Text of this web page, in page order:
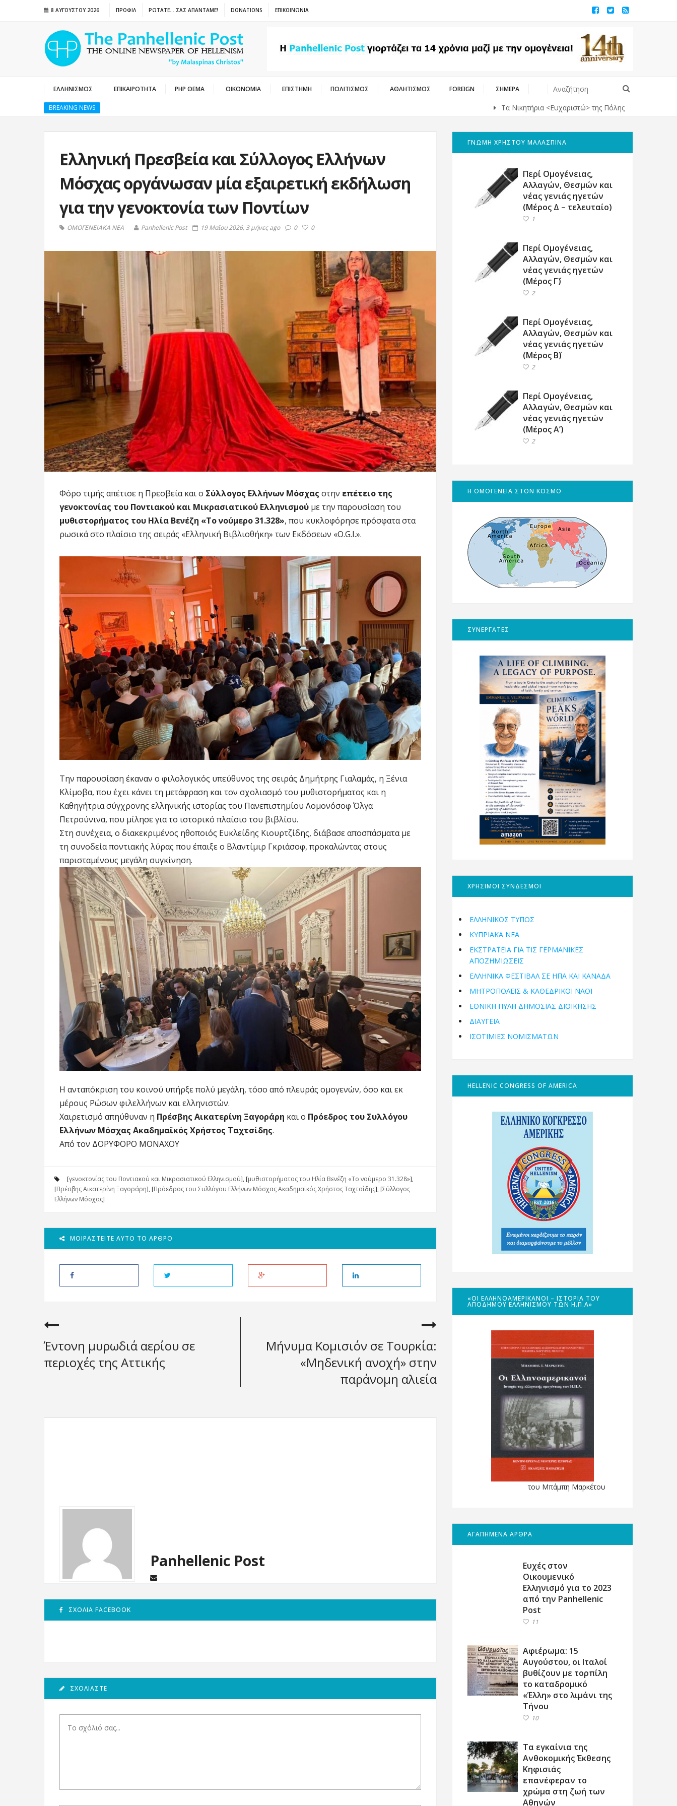
8 ΑΥΓΟΎΣΤΟΥ 2026 ΠΡΟΦΙΛ ΡΩΤΑΤΕ… ΣΑΣ ΑΠΑΝΤΑΜΕ! DONATIONS ΕΠΙΚΟΙΝΩΝΙΑ
ΕΛΛΗΝΙΣΜΟΣ ΕΠΙΚΑΙΡΟΤΗΤΑ PHP ΘΕΜΑ ΟΙΚΟΝΟΜΙΑ ΕΠΙΣΤΗΜΗ ΠΟΛΙΤΙΣΜΟΣ ΑΘΛΗΤΙΣΜΟΣ FOREIGN ΣΗΜΕΡΑ
BREAKING NEWS Τα Νικητήρια <Ευχαριστώ> της Πόλης Οι Αγώνες
Eλληνική Πρεσβεία και Σύλλογος Ελλήνων
Μόσχας οργάνωσαν μία εξαιρετική εκδήλωση
για την γενοκτονία των Ποντίων
ΟΜΟΓΕΝΕΙΑΚΑ ΝΕΑ Panhellenic Post 19 Μαΐου 2026, 3 μήνες ago 0 0
Φόρο τιμής απέτισε η Πρεσβεία και ο Σύλλογος Ελλήνων Μόσχας στην επέτειο της
γενοκτονίας του Ποντιακού και Μικρασιατικού Ελληνισμού με την παρουσίαση του
μυθιστορήματος του Ηλία Βενέζη «Το νούμερο 31.328», που κυκλοφόρησε πρόσφατα στα
ρωσικά στο πλαίσιο της σειράς «Ελληνική Βιβλιοθήκη» των Εκδόσεων «O.G.I.».
Την παρουσίαση έκαναν ο φιλολογικός υπεύθυνος της σειράς Δημήτρης Γιαλαμάς, η Ξένια
Κλίμοβα, που έχει κάνει τη μετάφραση και τον σχολιασμό του μυθιστορήματος και η
Καθηγήτρια σύγχρονης ελληνικής ιστορίας του Πανεπιστημίου Λομονόσοφ Όλγα
Πετρούνινα, που μίλησε για το ιστορικό πλαίσιο του βιβλίου.
Στη συνέχεια, ο διακεκριμένος ηθοποιός Ευκλείδης Κιουρτζίδης, διάβασε αποσπάσματα με
τη συνοδεία ποντιακής λύρας που έπαιξε ο Βλαντίμιρ Γκριάσοφ, προκαλώντας στους
παρισταμένους μεγάλη συγκίνηση.
Η ανταπόκριση του κοινού υπήρξε πολύ μεγάλη, τόσο από πλευράς ομογενών, όσο και εκ
μέρους Ρώσων φιλελλήνων και ελληνιστών.
Χαιρετισμό απηύθυναν η Πρέσβης Αικατερίνη Ξαγοράρη και ο Πρόεδρος του Συλλόγου
Ελλήνων Μόσχας Ακαδημαϊκός Χρήστος Ταχτσίδης.
Από τον ΔΟΡΥΦΟΡΟ ΜΟΝΑΧΟΥ
[γενοκτονίας του Ποντιακού και Μικρασιατικού Ελληνισμού], [μυθιστορήματος του Ηλία Βενέζη «Το νούμερο 31.328»],
[Πρέσβης Αικατερίνη Ξαγοράρη], [Πρόεδρος του Συλλόγου Ελλήνων Μόσχας Ακαδημαϊκός Χρήστος Ταχτσίδης], [Σύλλογος
Ελλήνων Μόσχας]
ΜΟΙΡΑΣΤΕΊΤΕ ΑΥΤΌ ΤΟ ΆΡΘΡΟ
Έντονη μυρωδιά αερίου σε
περιοχές της Αττικής
Μήνυμα Κομισιόν σε Τουρκία:
«Μηδενική ανοχή» στην
παράνομη αλιεία
Panhellenic Post
ΣΧΌΛΙΑ FACEBOOK
ΣΧΟΛΙΆΣΤΕ
ΓΝΩΜΗ ΧΡΗΣΤΟΥ ΜΑΛΑΣΠΙΝΑ
Περί Ομογένειας,
Αλλαγών, Θεσμών και
νέας γενιάς ηγετών
(Μέρος Δ – τελευταίο)
1
Περί Ομογένειας,
Αλλαγών, Θεσμών και
νέας γενιάς ηγετών
(Μέρος Γ΄)
2
Περί Ομογένειας,
Αλλαγών, Θεσμών και
νέας γενιάς ηγετών
(Μέρος Β΄)
2
Περί Ομογένειας,
Αλλαγών, Θεσμών και
νέας γενιάς ηγετών
(Μέρος Α’)
2
Η ΟΜΟΓΕΝΕΙΑ ΣΤΟΝ ΚΟΣΜΟ
ΣΥΝΕΡΓΑΤΕΣ
ΧΡΗΣΙΜΟΙ ΣΥΝΔΕΣΜΟΙ
ΕΛΛΗΝΙΚΟΣ ΤΥΠΟΣ
ΚΥΠΡΙΑΚΑ ΝΕΑ
ΕΚΣΤΡΑΤΕΙΑ ΓΙΑ ΤΙΣ ΓΕΡΜΑΝΙΚΕΣ
ΑΠΟΖΗΜΙΩΣΕΙΣ
ΕΛΛΗΝΙΚΆ ΦΕΣΤΙΒΆΛ ΣΕ ΗΠΑ ΚΑΙ ΚΑΝΑΔΑ
ΜΗΤΡΟΠΌΛΕΙΣ & ΚΑΘΕΔΡΙΚΟΊ ΝΑΟΊ
ΕΘΝΙΚΉ ΠΎΛΗ ΔΗΜΌΣΙΑΣ ΔΙΟΊΚΗΣΗΣ
ΔΙΑΥΓΕΙΑ
ΙΣΟΤΙΜΙΕΣ ΝΟΜΙΣΜΑΤΩΝ
HELLENIC CONGRESS OF AMERICA
«ΟΙ ΕΛΛΗΝΟΑΜΕΡΙΚΑΝΟΊ – ΙΣΤΟΡΊΑ ΤΟΥ
ΑΠΌΔΗΜΟΥ ΕΛΛΗΝΙΣΜΟΎ ΤΩΝ Η.Π.Α»
του Μπάμπη Μαρκέτου
ΑΓΑΠΗΜΕΝΑ ΑΡΘΡΑ
Ευχές στον
Οικουμενικό
Ελληνισμό για το 2023
από την Panhellenic
Post
11
Αφιέρωμα: 15
Αυγούστου, οι Ιταλοί
βυθίζουν με τορπίλη
το καταδρομικό
«Έλλη» στο λιμάνι της
Τήνου
10
Τα εγκαίνια της
Ανθοκομικής Έκθεσης
Κηφισιάς
επανέφεραν το
χρώμα στη ζωή των
Αθηνών